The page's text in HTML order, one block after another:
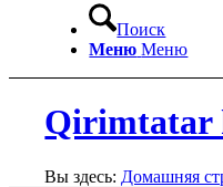
Поиск
Меню Меню
Qirimtatar
Вы здесь: Домашняя